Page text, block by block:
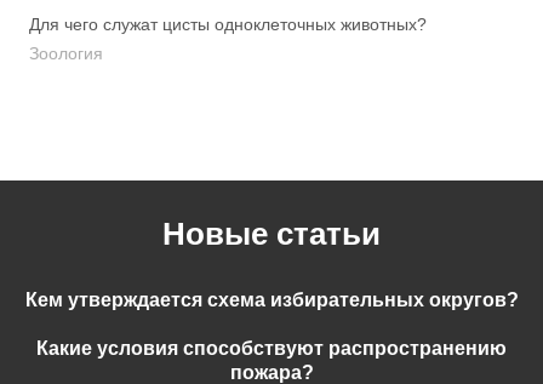
Для чего служат цисты одноклеточных животных?
Зоология
Новые статьи
Кем утверждается схема избирательных округов?
Какие условия способствуют распространению
пожара?